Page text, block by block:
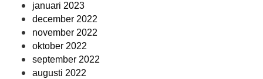
januari 2023
december 2022
november 2022
oktober 2022
september 2022
augusti 2022